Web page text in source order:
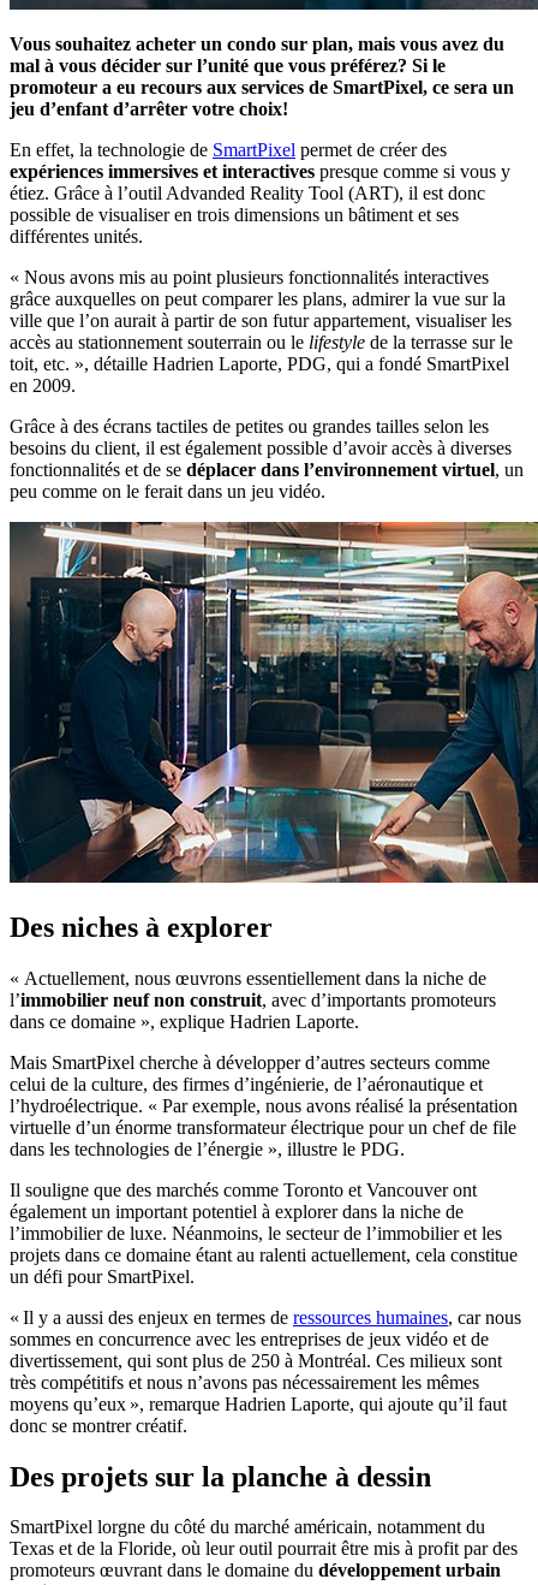
Vous souhaitez acheter un condo sur plan, mais vous avez du
mal à vous décider sur l’unité que vous préférez? Si le
promoteur a eu recours aux services de SmartPixel, ce sera un
jeu d’enfant d’arrêter votre choix!
En effet, la technologie de SmartPixel permet de créer des
expériences immersives et interactives presque comme si vous y
étiez. Grâce à l’outil Advanded Reality Tool (ART), il est donc
possible de visualiser en trois dimensions un bâtiment et ses
différentes unités.
« Nous avons mis au point plusieurs fonctionnalités interactives
grâce auxquelles on peut comparer les plans, admirer la vue sur la
ville que l’on aurait à partir de son futur appartement, visualiser les
accès au stationnement souterrain ou le lifestyle de la terrasse sur le
toit, etc. », détaille Hadrien Laporte, PDG, qui a fondé SmartPixel
en 2009.
Grâce à des écrans tactiles de petites ou grandes tailles selon les
besoins du client, il est également possible d’avoir accès à diverses
fonctionnalités et de se déplacer dans l’environnement virtuel, un
peu comme on le ferait dans un jeu vidéo.
Des niches à explorer
« Actuellement, nous œuvrons essentiellement dans la niche de
l’immobilier neuf non construit, avec d’importants promoteurs
dans ce domaine », explique Hadrien Laporte.
Mais SmartPixel cherche à développer d’autres secteurs comme
celui de la culture, des firmes d’ingénierie, de l’aéronautique et
l’hydroélectrique. « Par exemple, nous avons réalisé la présentation
virtuelle d’un énorme transformateur électrique pour un chef de file
dans les technologies de l’énergie », illustre le PDG.
Il souligne que des marchés comme Toronto et Vancouver ont
également un important potentiel à explorer dans la niche de
l’immobilier de luxe. Néanmoins, le secteur de l’immobilier et les
projets dans ce domaine étant au ralenti actuellement, cela constitue
un défi pour SmartPixel.
« Il y a aussi des enjeux en termes de ressources humaines, car nous
sommes en concurrence avec les entreprises de jeux vidéo et de
divertissement, qui sont plus de 250 à Montréal. Ces milieux sont
très compétitifs et nous n’avons pas nécessairement les mêmes
moyens qu’eux », remarque Hadrien Laporte, qui ajoute qu’il faut
donc se montrer créatif.
Des projets sur la planche à dessin
SmartPixel lorgne du côté du marché américain, notamment du
Texas et de la Floride, où leur outil pourrait être mis à profit par des
promoteurs œuvrant dans le domaine du développement urbain